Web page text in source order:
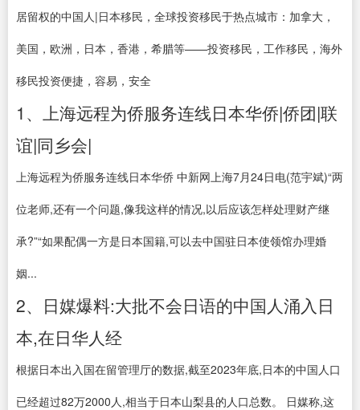
居留权的中国人|日本移民，全球投资移民于热点城市：加拿大，
美国，欧洲，日本，香港，希腊等——投资移民，工作移民，海外
移民投资便捷，容易，安全
1、上海远程为侨服务连线日本华侨|侨团|联
谊|同乡会|
上海远程为侨服务连线日本华侨 中新网上海7月24日电(范宇斌)“两
位老师,还有一个问题,像我这样的情况,以后应该怎样处理财产继
承?”“如果配偶一方是日本国籍,可以去中国驻日本使领馆办理婚
姻...
2、日媒爆料:大批不会日语的中国人涌入日
本,在日华人经
根据日本出入国在留管理厅的数据,截至2023年底,日本的中国人口
已经超过82万2000人,相当于日本山梨县的人口总数。 日媒称,这